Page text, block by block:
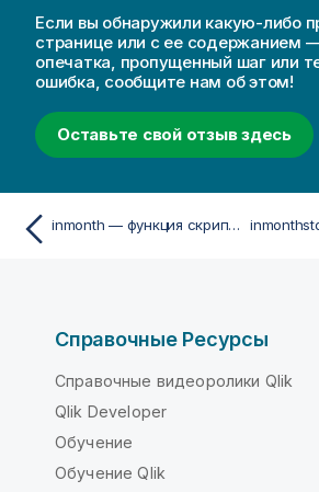
Если вы обнаружили какую-либо
странице или с ее содержанием
опечатка, пропущенный шаг или
ошибка, сообщите нам об этом!
Оставьте свой отзыв здесь
inmonth — функция скриптa и диаграммы
Справочные Ресурсы
Справочные видеоролики Qlik
Qlik Developer
Обучение
Обучение Qlik